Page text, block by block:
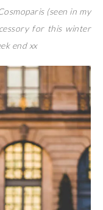
(seen in my
for this winter
end xx